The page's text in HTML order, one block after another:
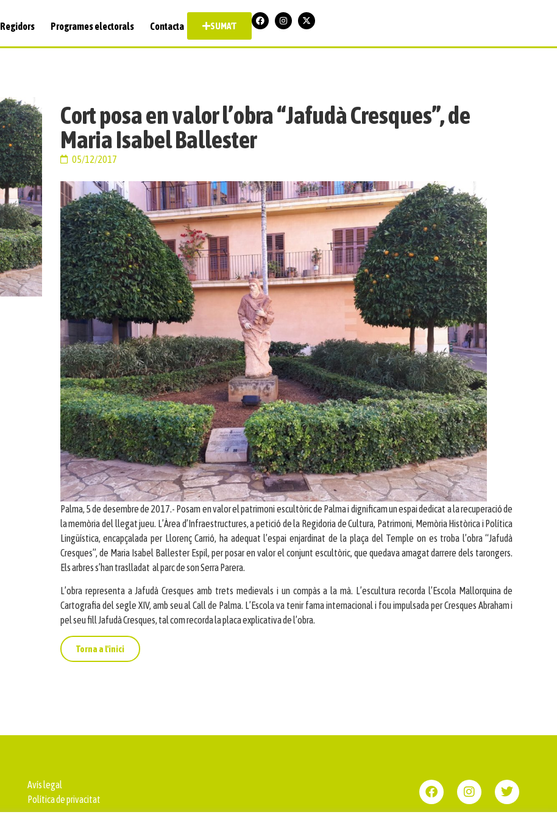
Regidors Programes electorals Contacta SUMA'T
Cort posa en valor l’obra “Jafudà Cresques”, de
Maria Isabel Ballester
05/12/2017
Palma, 5 de desembre de 2017.- Posam en valor el patrimoni escultòric de Palma i dignificam un espai dedicat a la recuperació de
la memòria del llegat jueu. L’Àrea d’Infraestructures, a petició de la Regidoria de Cultura, Patrimoni, Memòria Històrica i Política
Lingüística, encapçalada per Llorenç Carrió, ha adequat l’espai enjardinat de la plaça del Temple on es troba l’obra “Jafudà
Cresques”, de Maria Isabel Ballester Espil, per posar en valor el conjunt escultòric, que quedava amagat darrere dels tarongers.
Els arbres s’han traslladat al parc de son Serra Parera.
L’obra representa a Jafudà Cresques amb trets medievals i un compàs a la mà. L’escultura recorda l’Escola Mallorquina de
Cartografia del segle XIV, amb seu al Call de Palma. L’Escola va tenir fama internacional i fou impulsada per Cresques Abraham i
pel seu fill Jafudà Cresques, tal com recorda la placa explicativa de l’obra.
Torna a l'inici
Avís legal
Política de privacitat